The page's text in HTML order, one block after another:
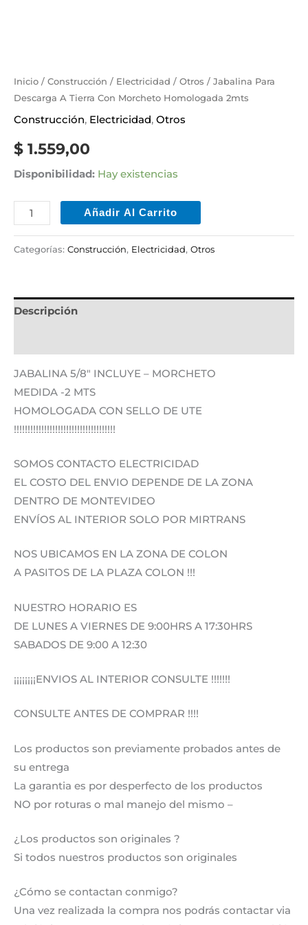
Inicio / Construcción / Electricidad / Otros / Jabalina Para
Descarga A Tierra Con Morcheto Homologada 2mts
Construcción, Electricidad, Otros
$ 1.559,00
Disponibilidad: Hay existencias
Añadir Al Carrito
Categorías: Construcción, Electricidad, Otros
Descripción
JABALINA 5/8″ INCLUYE – MORCHETO
MEDIDA -2 MTS
HOMOLOGADA CON SELLO DE UTE
!!!!!!!!!!!!!!!!!!!!!!!!!!!!!!!!!!!!!
SOMOS CONTACTO ELECTRICIDAD
EL COSTO DEL ENVIO DEPENDE DE LA ZONA
DENTRO DE MONTEVIDEO
ENVÍOS AL INTERIOR SOLO POR MIRTRANS
NOS UBICAMOS EN LA ZONA DE COLON
A PASITOS DE LA PLAZA COLON !!!
NUESTRO HORARIO ES
DE LUNES A VIERNES DE 9:00HRS A 17:30HRS
SABADOS DE 9:00 A 12:30
¡¡¡¡¡¡¡¡ENVIOS AL INTERIOR CONSULTE !!!!!!!
CONSULTE ANTES DE COMPRAR !!!!
Los productos son previamente probados antes de
su entrega
La garantia es por desperfecto de los productos
NO por roturas o mal manejo del mismo –
¿Los productos son originales ?
Si todos nuestros productos son originales
¿Cómo se contactan conmigo?
Una vez realizada la compra nos podrás contactar via